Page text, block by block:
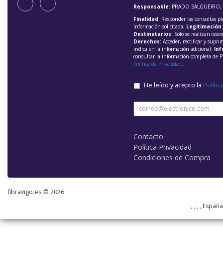
Responsable: PRADO SALGUEIRO,
Finalidad: Responder las consultas
información solicitada; Legitimación
Destinatarios: Solo se realizan
Derechos: Acceder, rectificar y
indica en la información adicional;
consultar la información completa de
Política de Privacidad.
He leído y acepto la
Contacto
Política Privacidad
Condiciones de Compra
fibravigo.es © 2026
, , , ,